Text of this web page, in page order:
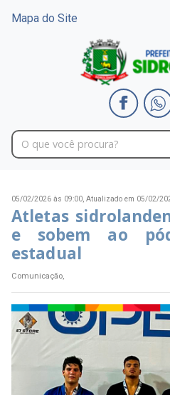
Mapa do Site
05/02/2026 às 09:00, Atualizado em 05/02/
Atletas
e sobem ao
estadual
Comunicação,